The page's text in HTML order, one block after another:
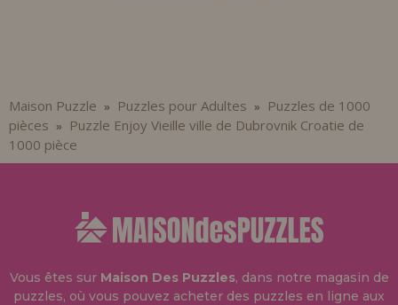
Maison Puzzle » Puzzles pour Adultes »
Puzzles de 1000
pièces »
Puzzle Enjoy Vieille ville de Dubrovnik Croatie de
1000 pièce
Vous êtes sur Maison Des Puzzles, dans notre magasin de
puzzles, où vous pouvez acheter des puzzles en ligne aux